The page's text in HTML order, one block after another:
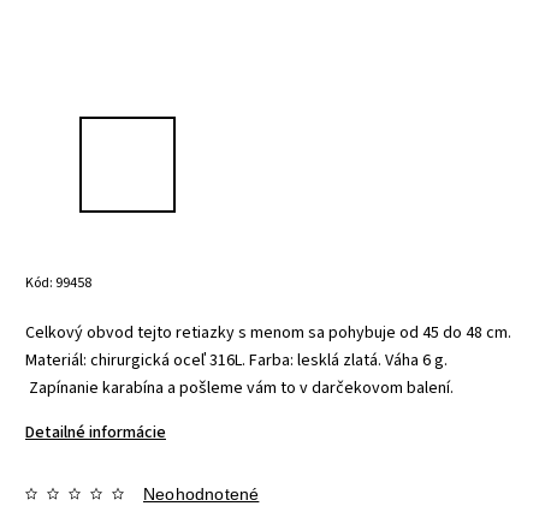
Kód: 99458
Celkový obvod tejto retiazky s menom sa pohybuje od 45 do 48 cm.
Materiál: chirurgická oceľ 316L. Farba: lesklá zlatá. Váha 6 g.
Zapínanie karabína a pošleme vám to vdarčekovom balení.
Detailné informácie
Neohodnotené